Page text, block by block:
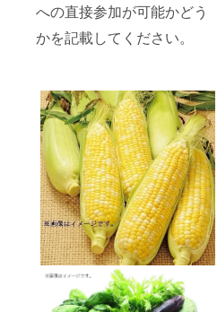
への直接参加が可能かどう
かを記載してください。